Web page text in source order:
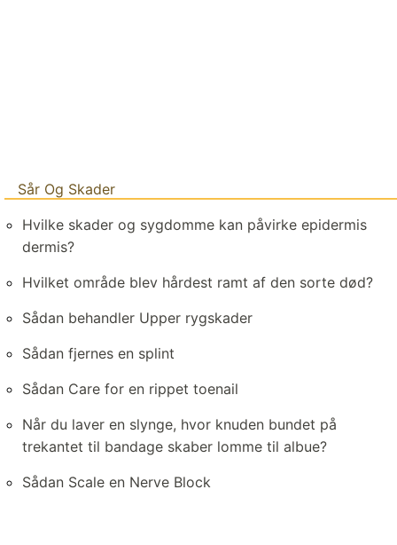
Sår Og Skader
Hvilke skader og sygdomme kan påvirke epidermis
dermis?
Hvilket område blev hårdest ramt af den sorte død?
Sådan behandler Upper rygskader
Sådan fjernes en splint
Sådan Care for en rippet toenail
Når du laver en slynge, hvor knuden bundet på
trekantet til bandage skaber lomme til albue?
Sådan Scale en Nerve Block